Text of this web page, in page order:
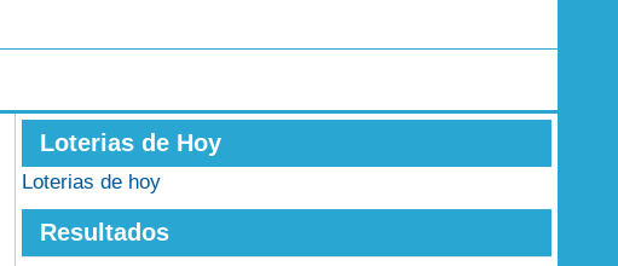
Loterias de Hoy
Loterias de hoy
Resultados